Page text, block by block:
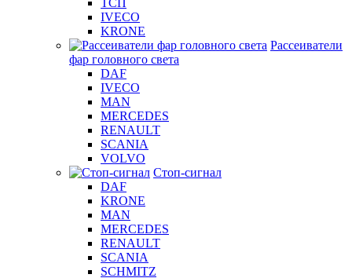
ТСП
IVECO
KRONE
Рассеиватели
фар головного света
DAF
IVECO
MAN
MERCEDES
RENAULT
SCANIA
VOLVO
Стоп-сигнал
DAF
KRONE
MAN
MERCEDES
RENAULT
SCANIA
SCHMITZ